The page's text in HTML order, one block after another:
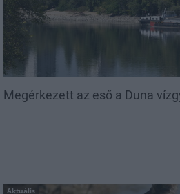
Megérkezett az eső a Duna
Aktuális